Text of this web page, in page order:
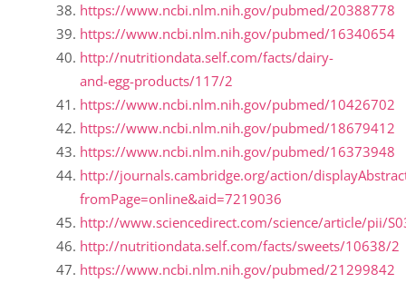
https://www.ncbi.nlm.nih.gov/pubmed/20388778
https://www.ncbi.nlm.nih.gov/pubmed/16340654
http://nutritiondata.self.com/facts/dairy-
and-egg-products/117/2
https://www.ncbi.nlm.nih.gov/pubmed/10426702
https://www.ncbi.nlm.nih.gov/pubmed/18679412
https://www.ncbi.nlm.nih.gov/pubmed/16373948
http://journals.cambridge.org/action/
fromPage=online&aid=7219036
http://www.sciencedirect.com/science/article/pii/
http://nutritiondata.self.com/facts/sweets/10638/2
https://www.ncbi.nlm.nih.gov/pubmed/21299842